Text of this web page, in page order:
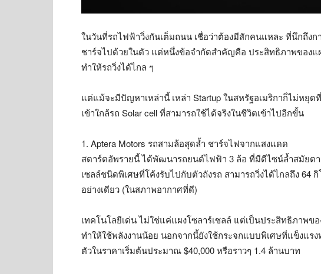
ในวันที่รถไฟฟ้าวิ่งกันเต็มถนน เชื่อว่าต้องมีสักคนแหละ ที่นึกถึงก
ชาร์จไปด้วยในตัว แต่หนึ่งข้อจำกัดสำคัญคือ ประสิทธิภาพของแ
ทำให้รถวิ่งได้ไกล ๆ
แต่แม้จะมีปัญหาเหล่านี้ เหล่า Startup ในสหรัฐอเมริกาก็ไม่หยุ
เข้าใกล้รถ Solar cell ที่สามารถใช้ได้จริงในชีวิตเข้าไปอีกขั้น
1. Aptera Motors รถสามล้อสุดล้ำ ชาร์จไฟจากแสงแดด
สตาร์ตอัพรายนี้ ได้พัฒนารถยนต์ไฟฟ้า 3 ล้อ ที่มีดีไซน์ล้ำสมัยต
เซลล์ชนิดพิเศษที่โค้งรับไปกับตัวถังรถ สามารถวิ่งได้ไกลถึง 64
อย่างเดียว (ในสภาพอากาศที่ดี)
เทคโนโลยีเด่น ไม่ใช่แค่แผงโซลาร์เซลล์ แต่เป็นประสิทธิภาพข
ทำให้ใช้พลังงานน้อย นอกจากนี้ยังใช้กระจกแบบพิเศษที่แข็งแร
ตัวในราคาเริ่มต้นประมาณ $40,000 หรือราวๆ 1.4 ล้านบาท